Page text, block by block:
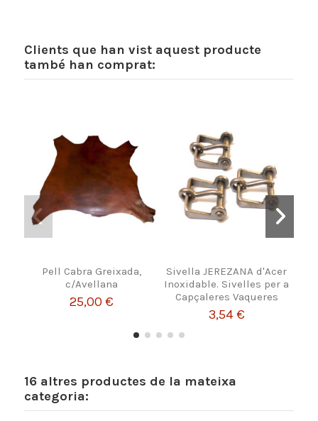
Clients que han vist aquest producte
també han comprat:
Pell Cabra Greixada,
c/Avellana
25,00 €
Sivella JEREZANA d'Acer
Inoxidable. Sivelles per a
Capçaleres Vaqueres
3,54 €
16 altres productes de la mateixa
categoria: